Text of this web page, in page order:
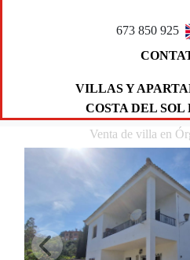
673 850 925
VILLAS Y
COSTA DEL
Venta de villa en